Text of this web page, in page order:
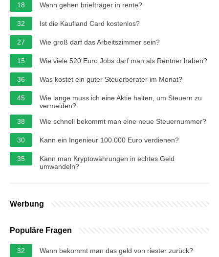
18 Wann gehen briefträger in rente?
32 Ist die Kaufland Card kostenlos?
27 Wie groß darf das Arbeitszimmer sein?
15 Wie viele 520 Euro Jobs darf man als Rentner haben?
36 Was kostet ein guter Steuerberater im Monat?
45
Wie lange muss ich eine Aktie halten, um Steuern zu
vermeiden?
38
Wie schnell bekommt man eine neue Steuernummer?
30 Kann ein Ingenieur 100.000 Euro verdienen?
35
Kann man Kryptowährungen in echtes Geld
umwandeln?
Werbung
Populäre Fragen
32 Wann bekommt man das geld von riester zurück?